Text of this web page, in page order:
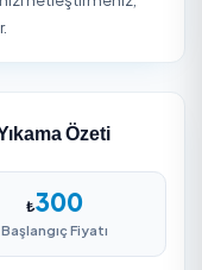
hizmetinizi
ile işleminizi